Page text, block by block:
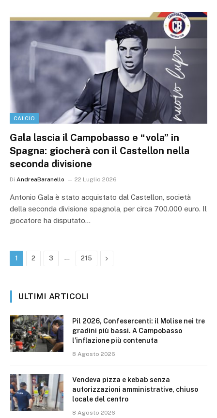
CALCIO
Gala lascia il Campobasso e “vola” in
Spagna: giocherà con il Castellon nella
seconda divisione
Di AndreaBaranello 22 Luglio 2026
Antonio Gala è stato acquistato dal Castellon, società
della seconda divisione spagnola, per circa 700.000 euro. Il
giocatore ha disputato…
1 2 3 … 215 Prossimo
ULTIMI ARTICOLI
Pil 2026, Confesercenti: il Molise nei tre
gradini più bassi. A Campobasso
l’inflazione più contenuta
8 Agosto 2026
Vendeva pizza e kebab senza
autorizzazioni amministrative, chiuso
locale del centro
8 Agosto 2026